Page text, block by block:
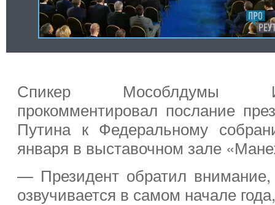
Спикер Мособлдумы
прокомментировал послание
Путина к Федеральному
января в выставочном зале
— Президент обратил
озвучивается в самом начале